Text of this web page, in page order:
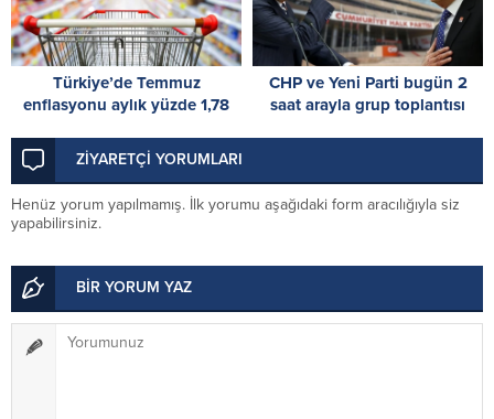
Türkiye’de Temmuz
enflasyonu aylık yüzde 1,78
CHP ve Yeni Parti bugün 2
saat arayla grup toplantısı
ZİYARETÇİ YORUMLARI
Henüz yorum yapılmamış. İlk yorumu aşağıdaki form aracılığıyla siz
yapabilirsiniz.
BİR YORUM YAZ